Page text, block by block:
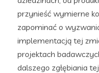
przynieść wymierne
zapominać o
implementacją tej
projektach
dalszego zgłębiania